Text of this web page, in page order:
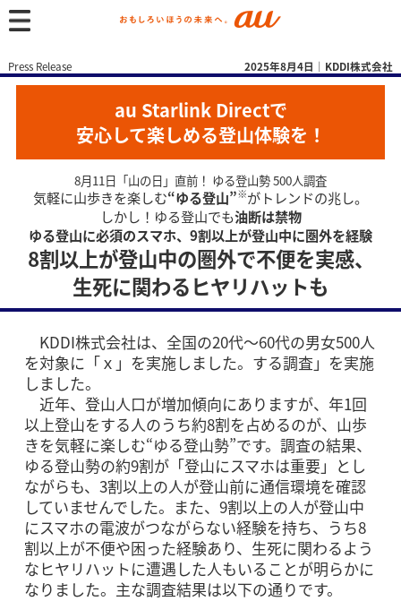
Press Release 2025年8月4日｜KDDI株式会社
au Starlink Directで
安心して楽しめる登山体験を！
8月11日「山の日」直前！ ゆる登山勢 500人調査
気軽に山歩きを楽しむ“ゆる登山”※がトレンドの兆し。
しかし！ゆる登山でも油断は禁物
ゆる登山に必須のスマホ、9割以上が登山中に圏外を経験
8割以上が登山中の圏外で不便を実感、
生死に関わるヒヤリハットも
KDDI株式会社は、全国の20代～60代の男女500人
を対象に「ｘ」を実施しました。する調査」を実施
しました。
近年、登山人口が増加傾向にありますが、年1回
以上登山をする人のうち約8割を占めるのが、山歩
きを気軽に楽しむ“ゆる登山勢”です。調査の結果、
ゆる登山勢の約9割が「登山にスマホは重要」とし
ながらも、3割以上の人が登山前に通信環境を確認
していませんでした。また、9割以上の人が登山中
にスマホの電波がつながらない経験を持ち、うち8
割以上が不便や困った経験あり、生死に関わるよう
なヒヤリハットに遭遇した人もいることが明らかに
なりました。主な調査結果は以下の通りです。